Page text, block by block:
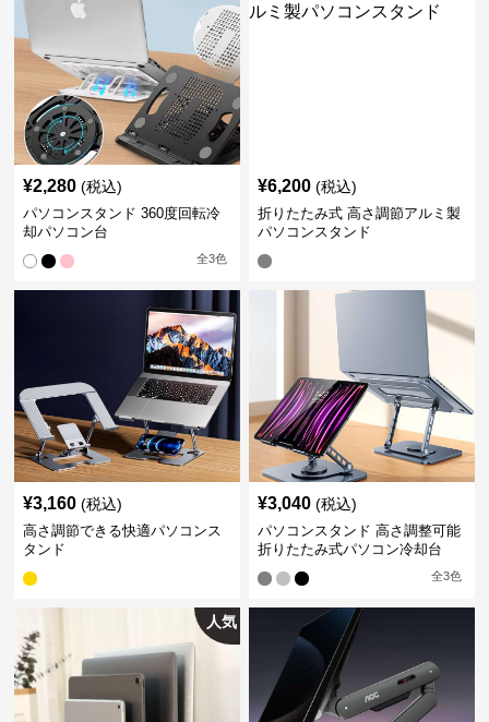
¥2,280 (税込)
パソコンスタンド 360度回転冷
却パソコン台
全3色
¥6,200 (税込)
折りたたみ式 高さ調節アルミ製
パソコンスタンド
¥3,160 (税込)
高さ調節できる快適パソコンス
タンド
¥3,040 (税込)
パソコンスタンド 高さ調整可能
折りたたみ式パソコン冷却台
全3色
人気